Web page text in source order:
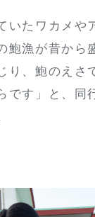
いたワカメや
鮑漁が昔から
り、鮑のえさ
です」と、同